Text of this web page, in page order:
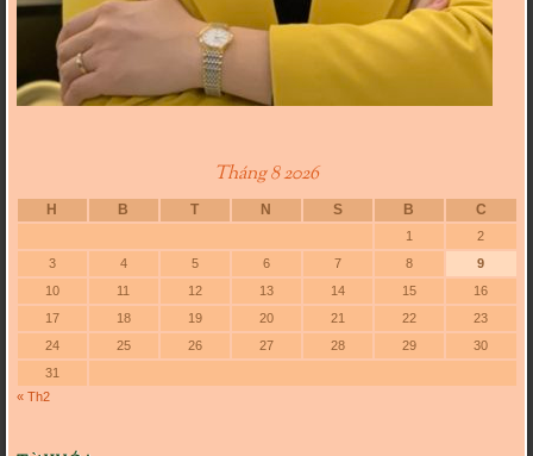
Tháng 8 2026
H B T N S B C
1
2
3
4 5 6 7 8
9
10
11 12 13 14 15
16
17
18 19 20 21 22
23
24
25 26 27 28 29
30
31
« Th2